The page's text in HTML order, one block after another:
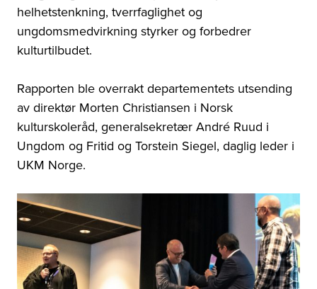
helhetstenkning, tverrfaglighet og
ungdomsmedvirkning styrker og forbedrer
kulturtilbudet.
Rapporten ble overrakt departementets utsending
av direktør Morten Christiansen i Norsk
kulturskoleråd, generalsekretær André Ruud i
Ungdom og Fritid og Torstein Siegel, daglig leder i
UKM Norge.